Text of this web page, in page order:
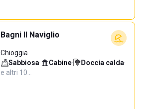
Bagni Il Naviglio
Chioggia
Sabbiosa· Cabine· Doccia calda·
e altri 10…